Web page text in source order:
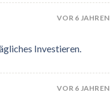
VOR 6 JAHREN
Investieren.
VOR 6 JAHREN